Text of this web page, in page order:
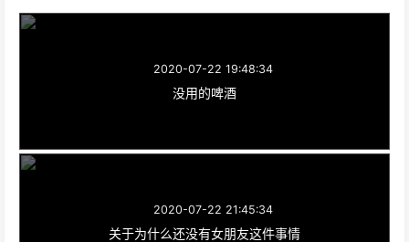
2020-07-22 19:48:34
没用的啤酒
2020-07-22 21:45:34
关于为什么还没有女朋友这件事情